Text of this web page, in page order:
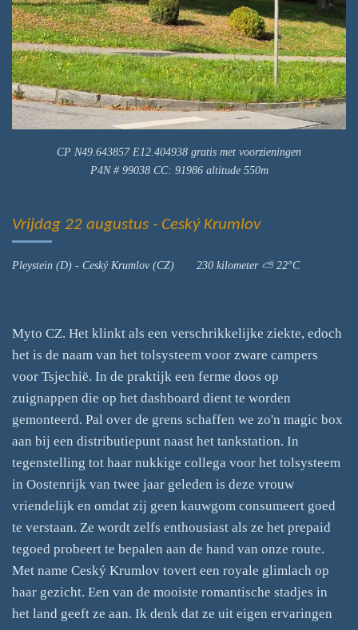
CP N49.643857 E12.404938 gratis met voorzieningen
P4N # 99038 CC: 91986 altitude 550m
Vrijdag 22 augustus - Ceský Krumlov
Pleystein (D) - Ceský Krumlov (CZ) 230 kilometer ⛅️ 22°C
Myto CZ. Het klinkt als een verschrikkelijke ziekte, edoch
het is de naam van het tolsysteem voor zware campers
voor Tsjechië. In de praktijk een ferme doos op
zuignappen die op het dashboard dient te worden
gemonteerd. Pal over de grens schaffen we zo'n magic box
aan bij een distributiepunt naast het tankstation. In
tegenstelling tot haar nukkige collega voor het tolsysteem
in Oostenrijk van twee jaar geleden is deze vrouw
vriendelijk en omdat zij geen kauwgom consumeert goed
te verstaan. Ze wordt zelfs enthousiast als ze het prepaid
tegoed probeert te bepalen aan de hand van onze route.
Met name Ceský Krumlov tovert een royale glimlach op
haar gezicht. Een van de mooiste romantische stadjes in
het land geeft ze aan. Ik denk dat ze uit eigen ervaringen